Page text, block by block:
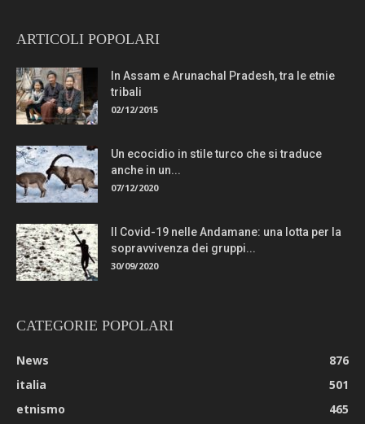
ARTICOLI POPOLARI
In Assam e Arunachal Pradesh, tra le etnie
tribali
02/12/2015
Un ecocidio in stile turco che si traduce
anche in un...
07/12/2020
Il Covid-19 nelle Andamane: una lotta per la
sopravvivenza dei gruppi...
30/09/2020
CATEGORIE POPOLARI
News
876
italia
501
etnismo
465